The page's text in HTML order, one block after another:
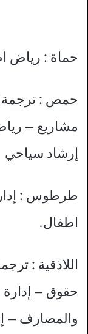
حماة : رياض
حمص : ترجمة
مشاريع –
إرشاد سياحي
طرطوس :
اطفال.
اللاذقية :
حقوق –
والمصارف –